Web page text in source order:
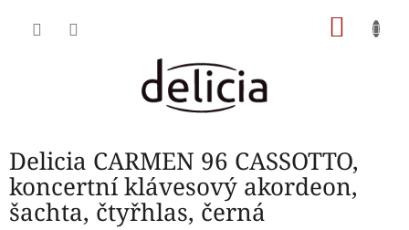
Delicia CARMEN 96 CASSOTTO,
koncertní klávesový akordeon,
šachta, čtyřhlas, černá